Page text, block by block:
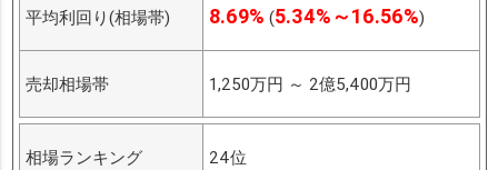
平均利回り(相場帯) 8.69% (5.34%～16.56%)
売却相場帯 1,250万円 ～ 2億5,400万円
相場ランキング 24位